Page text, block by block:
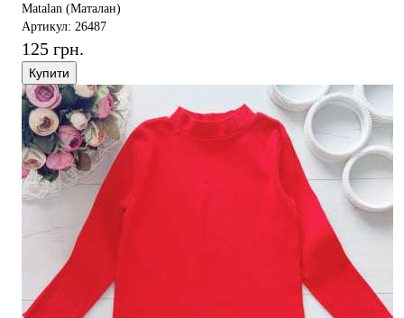
Matalan (Маталан)
Артикул: 26487
125 грн.
Купити